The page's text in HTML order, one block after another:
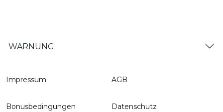
WARNUNG:
Impressum AGB
Bonusbedingungen Datenschutz